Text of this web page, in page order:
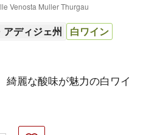
Venosta Muller Thurgau
アディジェ州 白ワイン
綺麗な酸味が魅力の白ワイ